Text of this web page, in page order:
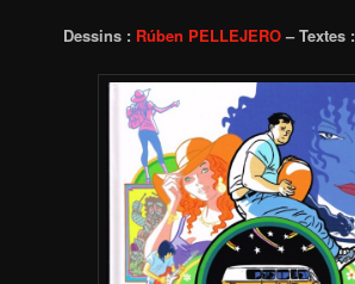
Dessins : Rúben PELLEJERO– Textes :